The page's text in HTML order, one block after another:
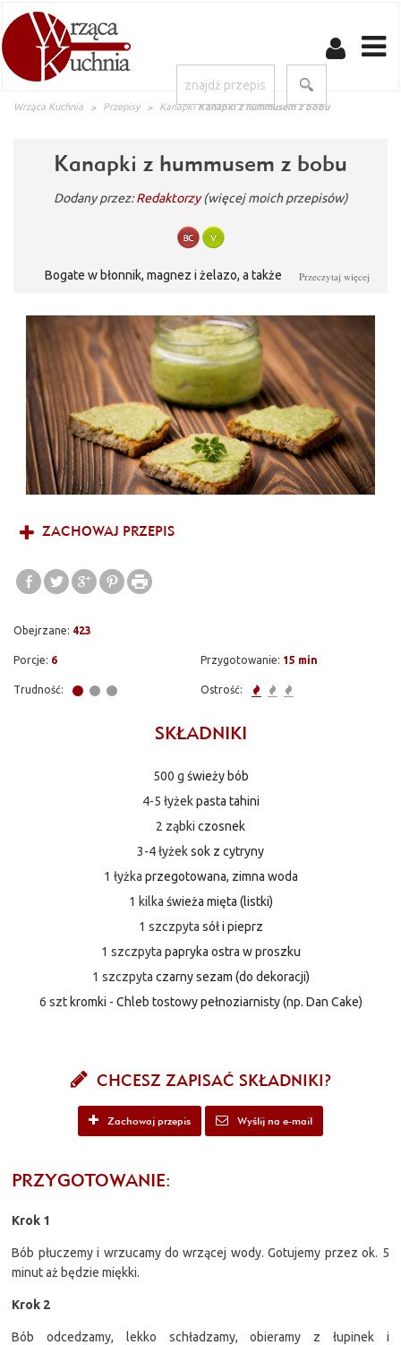
Wrząca Kuchnia Przepisy Kanapki Kanapki z hummusem z bobu
Kanapki z hummusem z bobu
Dodany przez:Redaktorzy (więcej moich przepisów)
Bogate w błonnik, magnez i żelazo, a także kwas foliowy
sposobów! Mogą być głównym składnikiem nie tylko zdrowych
sałatek, zup czy zapiekanek, ale też delikatnych past do
smarowania pieczywa. Kanapki z pełnoziarnistego chleba
tostowego z dodatkiem zielonego hummusu na bazie bobu to
apetyczna propozycja na letnią przekąskę, zdrowe śniadanie
lub podwieczorek.
Przeczytaj więcej
ZACHOWAJ PRZEPIS
Obejrzane: 423
Porcje: 6 Przygotowanie: 15 min
Trudność: Ostrość:
SKŁADNIKI
500 g świeży bób
4-5 łyżek pasta tahini
2 ząbki czosnek
3-4 łyżeksok z cytryny
1 łyżka przegotowana, zimna woda
1 kilka świeża mięta (listki)
1 szczpyta sół i pieprz
1 szczpyta papryka ostra w proszku
1 szczpyta czarny sezam (do dekoracji)
6 szt kromki - Chleb tostowy pełnoziarnisty (np. Dan Cake)
CHCESZ ZAPISAĆ SKŁADNIKI?
Zachowaj przepis Wyślij na e-mail
PRZYGOTOWANIE:
Krok 1
Bób płuczemy i wrzucamy do wrzącej wody. Gotujemy przez ok. 5
minut aż będzie miękki.
Krok 2
Bób odcedzamy, lekko schładzamy, obieramy z łupinek i